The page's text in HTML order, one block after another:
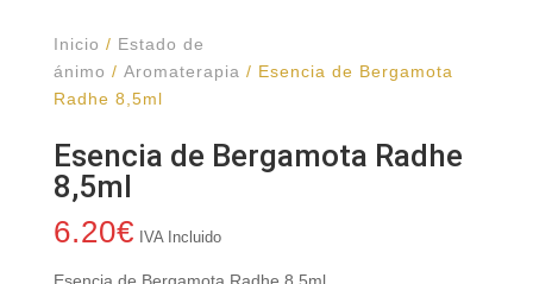
Inicio / Estado de
ánimo / Aromaterapia / Esencia de Bergamota
Radhe 8,5ml
Esencia de Bergamota Radhe
8,5ml
6.20€ IVA Incluido